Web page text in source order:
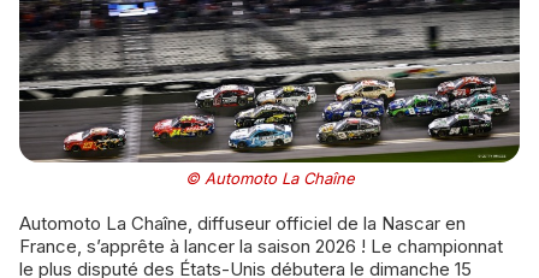
© Automoto La Chaîne
Automoto La Chaîne, diffuseur officiel de la Nascar en
France, s’apprête à lancer la saison 2026 ! Le championnat
le plus disputé des États-Unis débutera le dimanche 15